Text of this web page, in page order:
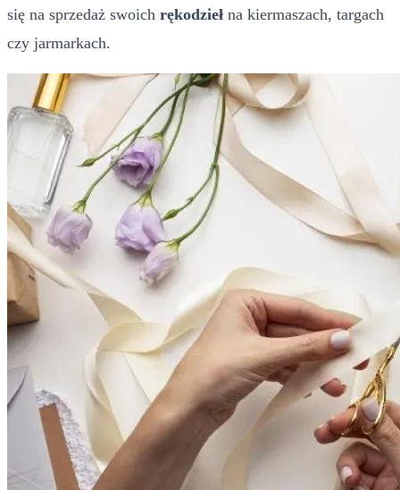
się na sprzedaż swoich rękodzieł na kiermaszach, targach
czy jarmarkach.